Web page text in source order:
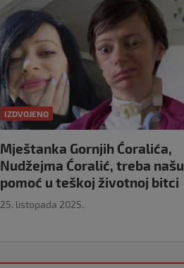
IZDVOJENO
Mještanka Gornjih Ćoralića,
Nudžejma Ćoralić, treba našu
pomoć u teškoj životnoj bitci
25. listopada 2025.